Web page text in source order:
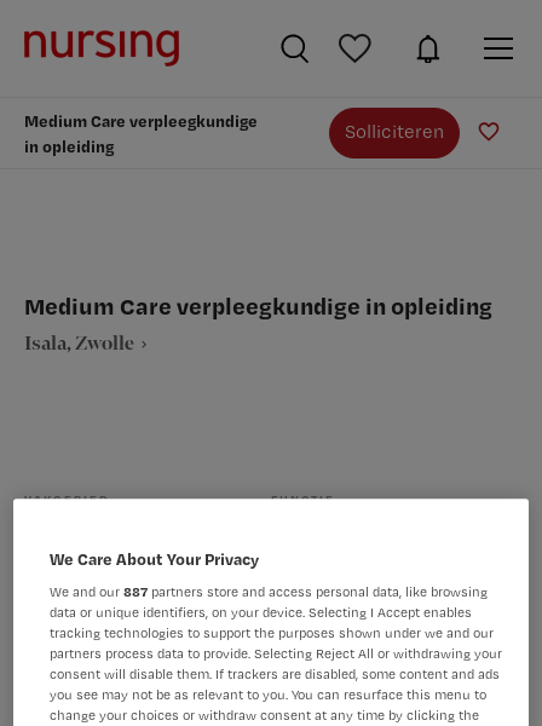
Medium Care verpleegkundige
in opleiding
Solliciteren
Medium Care verpleegkundige in opleiding
Isala, Zwolle
VAKGEBIED FUNCTIE
Ziekenhuis
PLAATSINGSDATUM
15 maart 2025
NIVEAU
MBO
ERVARING DIENSTVERBAND
We Care About Your Privacy
We and our887 partners store and access personal data, like browsing
data or unique identifiers, on your device. Selecting I Accept enables
tracking technologies to support the purposes shown under we and our
partners process data to provide. Selecting Reject All or withdrawing your
consent will disable them. If trackers are disabled, some content and ads
you see may not be as relevant to you. You can resurface this menu to
change your choices or withdraw consent at any time by clicking the